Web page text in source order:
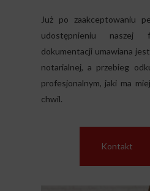
Już po zaakceptowaniu
udostępnieniu naszej
dokumentacji umawiana
notarialnej, a przebieg
profesjonalnym, jaki ma
chwil.
Kontakt